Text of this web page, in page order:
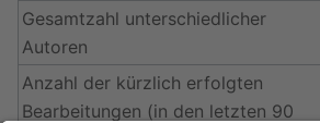
Gesamtzahl unterschiedlicher
Autoren
Anzahl der kürzlich erfolgten
Bearbeitungen (in den letzten 90